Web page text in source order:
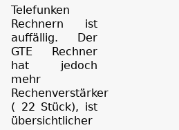
Telefunken
Rechnern ist
auffällig. Der
GTE Rechner
hat jedoch
mehr
Rechenverstärker
( 22 Stück), ist
übersichtlicher